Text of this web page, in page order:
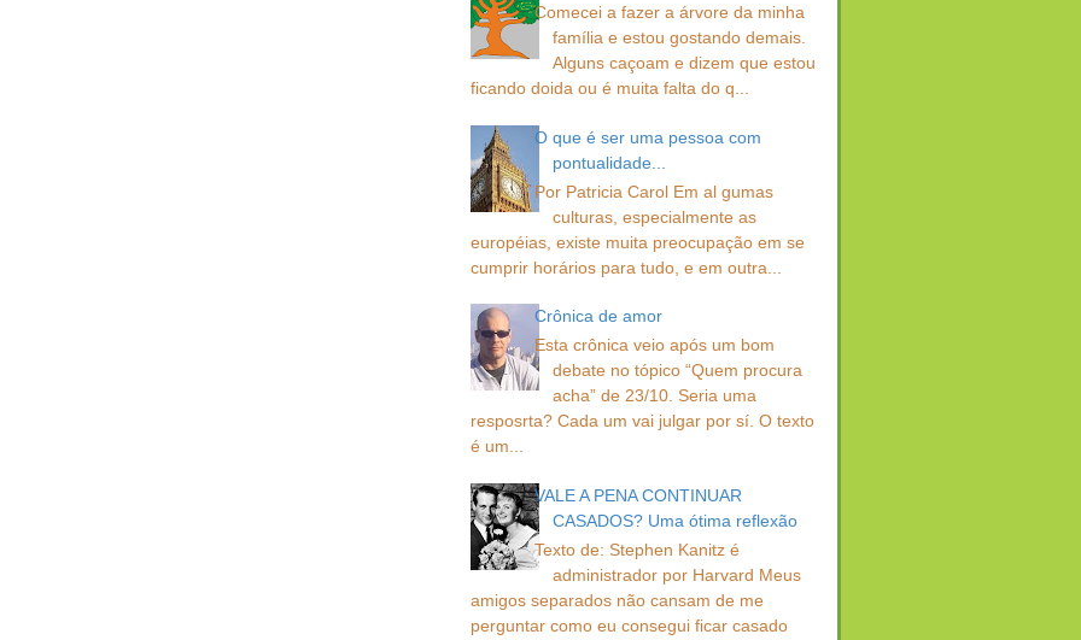
Comecei a fazer a árvore da minha
família e estou gostando demais.
Alguns caçoam e dizem que estou
ficando doida ou é muita falta do q...
O que é ser uma pessoa com
pontualidade...
Por Patricia Carol Em al gumas
culturas, especialmente as
européias, existe muita preocupação em se
cumprir horários para tudo, e em outra...
Crônica de amor
Esta crônica veio após um bom
debate no tópico “Quem procura
acha” de 23/10. Seria uma
resposrta? Cada um vai julgar por sí. O texto
é um...
VALE A PENA CONTINUAR
CASADOS? Uma ótima reflexão
Texto de: Stephen Kanitz é
administrador por Harvard Meus
amigos separados não cansam de me
perguntar como eu consegui ficar casado